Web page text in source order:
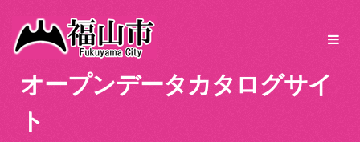
オープンデータカタログサイ
ト